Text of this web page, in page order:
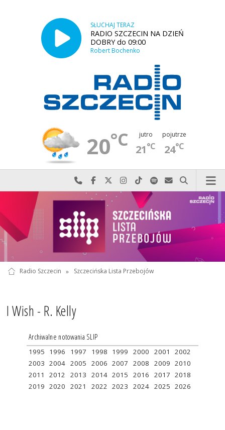
SŁUCHAJ TERAZ
RADIO SZCZECIN NA DZIEŃ
DOBRY do 09:00
Robert Bochenko
20°C jutro
21°C
pojutrze
24°C
Najlepiej po prostu do nas zadzwoń
Odwiedź nas na Facebook-u
Odwiedź nas na X
Odwiedź nas na Instagram-ie
Odwiedź nas na TikTok-u
Szukaj nas na Spotify
Wyślij do nas
Szukaj
Radio Szczecin » Szczecińska Lista Przebojów
I Wish - R. Kelly
Archiwalne notowania SLIP
1995 1996 1997 1998 1999 2000 2001
2002
2003 2004 2005 2006 2007 2008 2009 2010
2011
2012 2013 2014 2015 2016 2017 2018
2019 2020 2021 2022 2023 2024 2025 2026